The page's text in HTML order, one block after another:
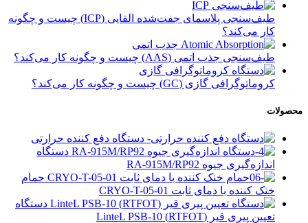
طیف‌سنجی پلاسمای جفت‌شده القایی (ICP) چیست و چگونه
کار می‌کند؟
طیف‌سنجی جذب اتمی (AAS) چیست و چگونه کار می‌کند؟
کروماتوگرافی گازی (GC) چیست و چگونه کار می‌کند؟
محصولات
دستگاه دفع کننده‌ حرارتی
دستگاه
اندازه‌گیری جیوه RA-915M/RP92
حمام
خنک کننده با دمای ثابت CRYO-T-05-01
دستگاه
تعیین پیری قیر (RTFOT) LinteL PSB-10